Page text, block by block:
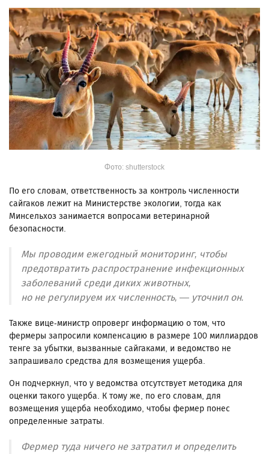
Фото: shutterstock
По его словам, ответственность за контроль численности
сайгаков лежит на Министерстве экологии, тогда как
Минсельхоз занимается вопросами ветеринарной
безопасности.
Мы проводим ежегодный мониторинг, чтобы
предотвратить распространение инфекционных
заболеваний среди диких животных,
но не регулируем их численность, — уточнил он.
Также вице-министр опроверг информацию о том, что
фермеры запросили компенсацию в размере 100 миллиардов
тенге за убытки, вызванные сайгаками, и ведомство не
запрашивало средства для возмещения ущерба.
Он подчеркнул, что у ведомства отсутствует методика для
оценки такого ущерба. К тому же, по его словам, для
возмещения ущерба необходимо, чтобы фермер понес
определенные затраты.
Фермер туда ничего не затратил и определить